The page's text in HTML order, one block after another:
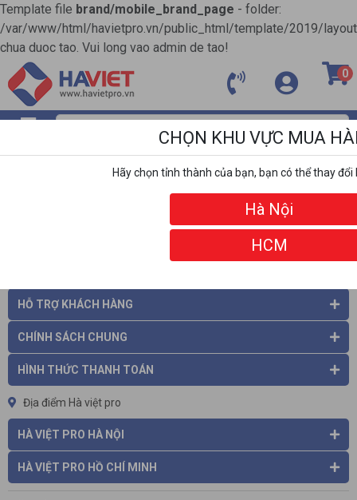
Template file brand/mobile_brand_page - folder:
/var/www/html/havietpro.vn/public_html/template/2019/
chua duoc tao. Vui long vao admin de tao!
0
HỖ TRỢ KHÁCH HÀNG
CHÍNH SÁCH CHUNG
HÌNH THỨC THANH TOÁN
Địa điểm Hà việt pro
HÀ VIỆT PRO HÀ NỘI
HÀ VIỆT PRO HỒ CHÍ MINH
CHỌN KHU VỰC MUA
Hãy chọn tỉnh thành của bạn, bạn có thể thay đổi
Hà Nội
HCM